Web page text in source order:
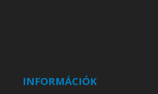
INFORMÁCIÓK